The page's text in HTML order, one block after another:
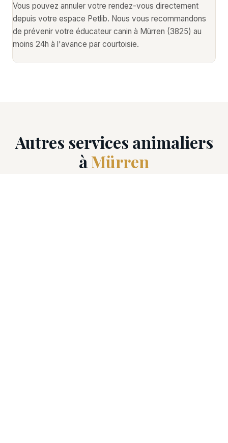
Vous pouvez annuler votre rendez-vous directement
depuis votre espace Petlib. Nous vous recommandons
de prévenir votre éducateur canin à Mürren (3825) au
moins 24h à l'avance par courtoisie.
Autres services animaliers
à Mürren